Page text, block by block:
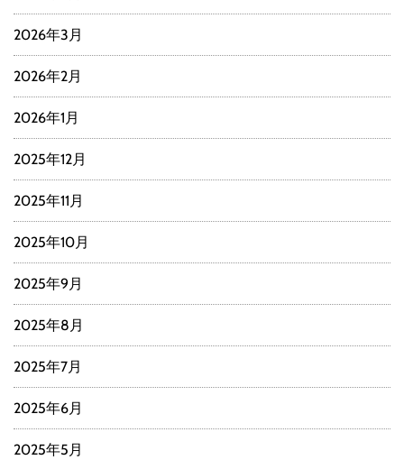
2026年3月
2026年2月
2026年1月
2025年12月
2025年11月
2025年10月
2025年9月
2025年8月
2025年7月
2025年6月
2025年5月